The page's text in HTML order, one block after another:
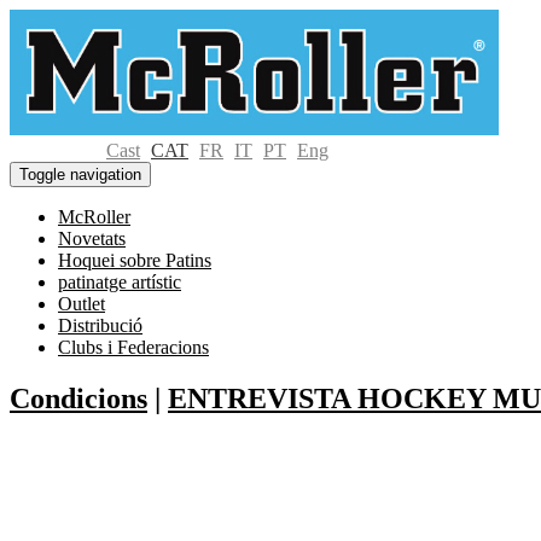
Cast CAT FR IT PT Eng
Toggle navigation
McRoller
Novetats
Hoquei sobre Patins
patinatge artístic
Outlet
Distribució
Clubs i Federacions
Condicions | ENTREVISTA HOCKEY